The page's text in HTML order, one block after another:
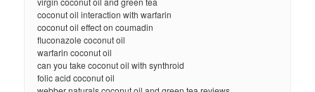
coconut oil interaction with warfarin
coconut oil effect on coumadin
fluconazole coconut oil
warfarin coconut oil
can you take coconut oil with synthroid
folic acid coconut oil